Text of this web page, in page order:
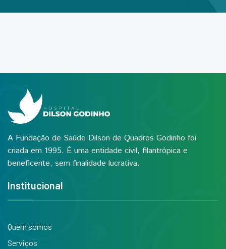
A Fundação de Saúde Dilson de Quadros Godinho foi
criada em 1995. É uma entidade civil, filantrópica e
beneficente, sem finalidade lucrativa.
Institucional
Quem somos
Serviços